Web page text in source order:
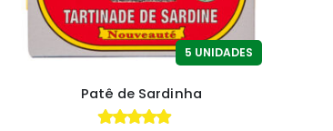
5 UNIDADES
Patê de Sardinha